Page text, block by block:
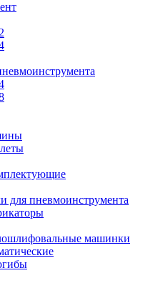
для пневмоинструмента
машинки